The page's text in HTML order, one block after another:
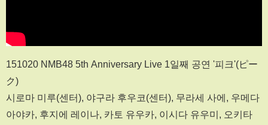
151020 NMB48 5th Anniversary Live 1일째 공연 '피크'(ピー
ク)
시로마 미루(센터), 야구라 후우코(센터), 무라세 사에, 우메다
아야카, 후지에 레이나, 카토 유우카, 이시다 유우미, 오키타